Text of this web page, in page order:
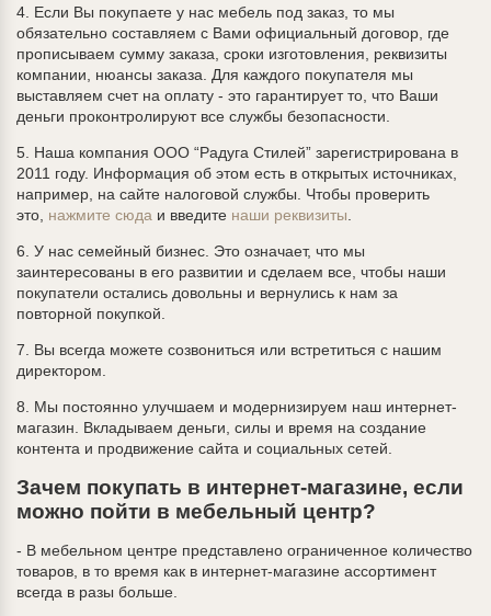
4. Если Вы покупаете у нас мебель под заказ, то мы
обязательно составляем с Вами официальный договор, где
прописываем сумму заказа, сроки изготовления, реквизиты
компании, нюансы заказа. Для каждого покупателя мы
выставляем счет на оплату - это гарантирует то, что Ваши
деньги проконтролируют все службы безопасности.
5. Наша компания ООО “Радуга Стилей” зарегистрирована в
2011 году. Информация об этом есть в открытых источниках,
например, на сайте налоговой службы. Чтобы проверить
это, нажмите сюда и введите наши реквизиты
6. У нас семейный бизнес. Это означает, что мы
заинтересованы в его развитии и сделаем все, чтобы наши
покупатели остались довольны и вернулись к нам за
повторной покупкой.
7. Вы всегда можете созвониться или встретиться с нашим
директором.
8. Мы постоянно улучшаем и модернизируем наш интернет-
магазин. Вкладываем деньги, силы и время на создание
контента и продвижение сайта и социальных сетей.
Зачем покупать в интернет-магазине, если
можно пойти в мебельный центр?
- В мебельном центре представлено ограниченное количество
товаров, в то время как в интернет-магазине ассортимент
всегда в разы больше.